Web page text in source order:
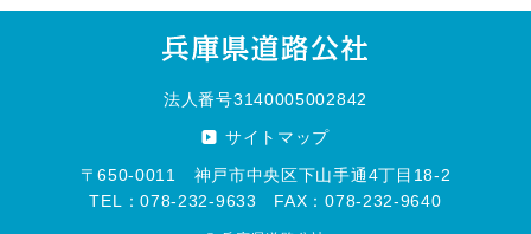
法人番号3140005002842
サイトマップ
〒650-0011 神戸市中央区下山手通4丁目18-2
TEL：078-232-9633 FAX：078-232-9640